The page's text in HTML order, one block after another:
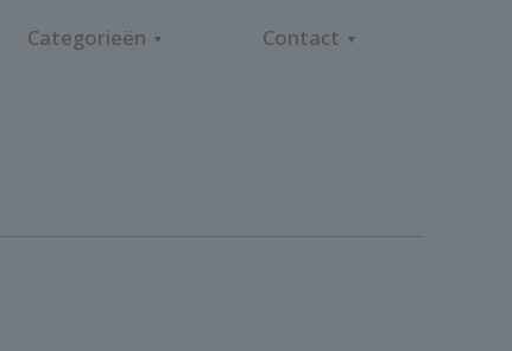
Categorieën Contact